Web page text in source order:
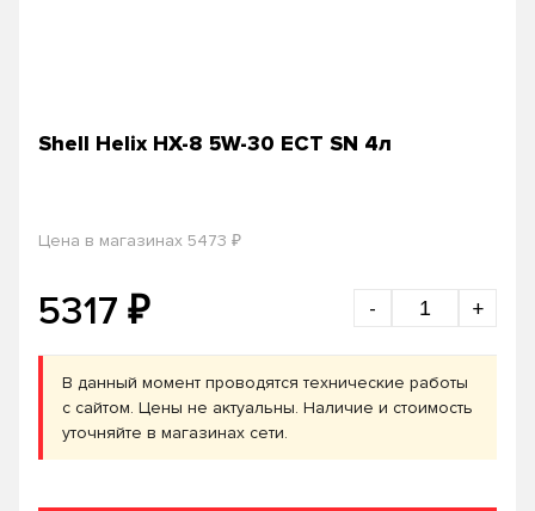
Shell Helix HX-8 5W-30 ECT SN 4л
Цена в магазинах 5473 ₽
5317 ₽ - +
В данный момент проводятся технические работы
с сайтом. Цены не актуальны. Наличие и стоимость
уточняйте в магазинах сети.